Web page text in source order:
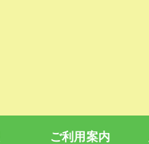
ご利用案内